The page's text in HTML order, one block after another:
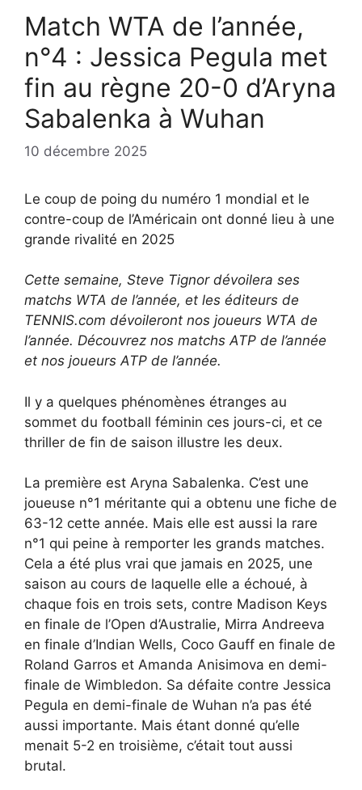
Match WTA de l’année,
n°4 : Jessica Pegula met
fin au règne 20-0 d’Aryna
Sabalenka à Wuhan
10 décembre 2025
Le coup de poing du numéro 1 mondial et le
contre-coup de l’Américain ont donné lieu à une
grande rivalité en 2025
Cette semaine, Steve Tignor dévoilera ses
matchs WTA de l’année, et les éditeurs de
TENNIS.com dévoileront nos joueurs WTA de
l’année. Découvrez nos matchs ATP de l’année
et nos joueurs ATP de l’année.
Il y a quelques phénomènes étranges au
sommet du football féminin ces jours-ci, et ce
thriller de fin de saison illustre les deux.
La première est Aryna Sabalenka. C’est une
joueuse n°1 méritante qui a obtenu une fiche de
63-12 cette année. Mais elle est aussi la rare
n°1 qui peine à remporter les grands matches.
Cela a été plus vrai que jamais en 2025, une
saison au cours de laquelle elle a échoué, à
chaque fois en trois sets, contre Madison Keys
en finale de l’Open d’Australie, Mirra Andreeva
en finale d’Indian Wells, Coco Gauff en finale de
Roland Garros et Amanda Anisimova en demi-
finale de Wimbledon. Sa défaite contre Jessica
Pegula en demi-finale de Wuhan n’a pas été
aussi importante. Mais étant donné qu’elle
menait 5-2 en troisième, c’était tout aussi
brutal.